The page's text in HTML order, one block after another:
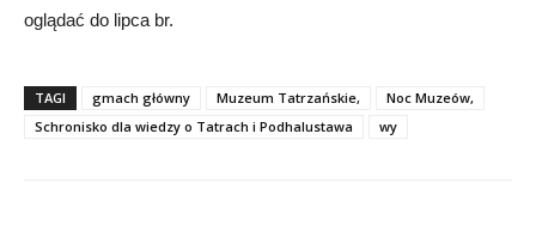
oglądać do lipca br.
TAGI gmach główny Muzeum Tatrzańskie,
Noc Muzeów,
Schronisko dla wiedzy o Tatrach i Podhalustawa
wy